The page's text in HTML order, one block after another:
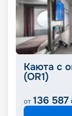
Каюта с
(OR1)
от 136 587